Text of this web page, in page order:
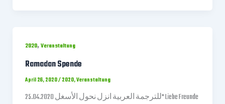
2020,Veranstaltung
Ramadan Spende
April 26, 2020/2020,Veranstaltung
25.04.2020 للترجمة العربية انزل نحول الأسغل* Liebe Freunde